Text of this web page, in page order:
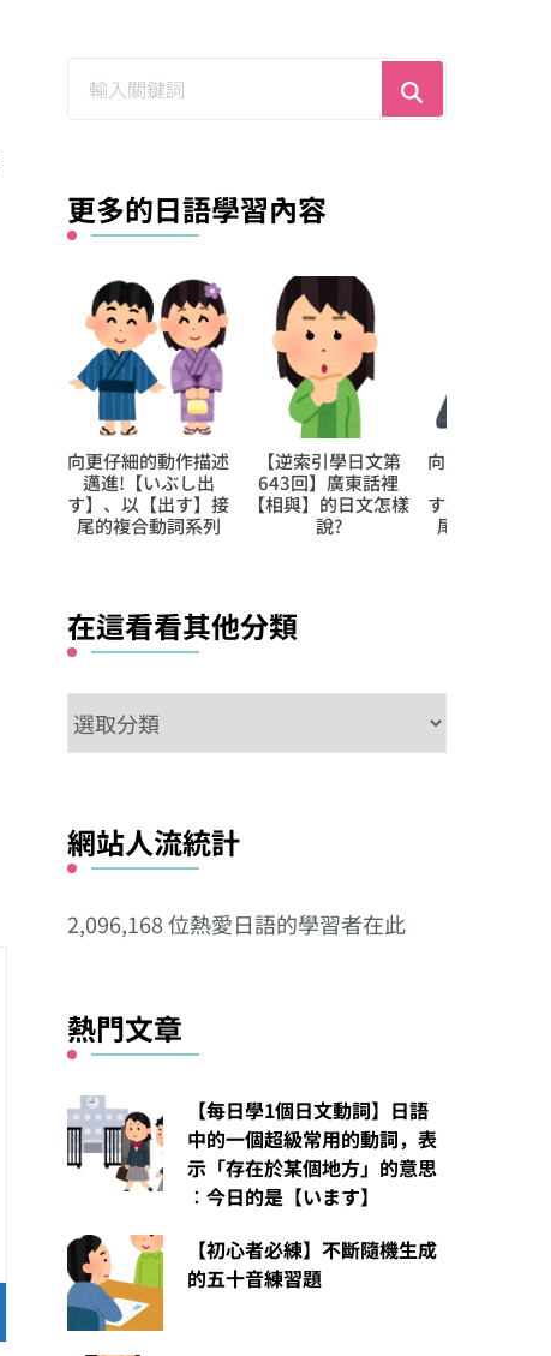
更多的日語學習內容
向更仔細的動作描述
邁進!【張り出
す】、以【出す】接
尾的複合動詞系列
向更仔細的動作描述
邁進!【歌いこな
す】、以【こなす】
接尾的複合動詞系列
不可避免的「
在這看看其他分類
在
這
其
分
網站人流統計
2,096,168 位熱愛日語的學習者在此
熱門文章
【每日學1個日文動詞】日語
中的一個超級常用的動詞，表
示「存在於某個地方」的意思
︰今日的是【います】
【初心者必練】不斷隨機生成
的五十音練習題